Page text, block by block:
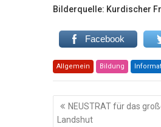
Bilderquelle: Kurdischer
Facebook
Allgemein Bildung
NEUSTRAT für das
Landshut